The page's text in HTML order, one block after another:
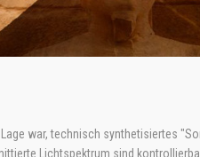
war, technisch synthetisiertes
Lichtspektrum sind